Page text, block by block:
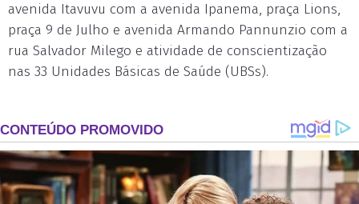
avenida Itavuvu com a avenida Ipanema, praça Lions,
praça 9 de Julho e avenida Armando Pannunzio com a
rua Salvador Milego e atividade de conscientização
nas 33 Unidades Básicas de Saúde (UBSs).